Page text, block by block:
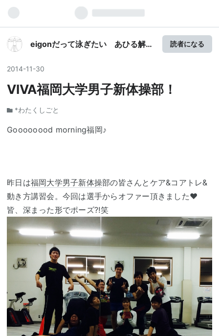
eigonだって泳ぎたい あひる解剖
読者になる
2014-11-30
VIVA福岡大学男子新体操部！
*わたくしごと
Goooooood morning福岡♪
昨日は福岡大学男子新体操部の皆さんとケア&コアトレ&
動き方講習会。今回は選手からオファー頂きました❤︎
皆、深まった形でポーズ⁈笑